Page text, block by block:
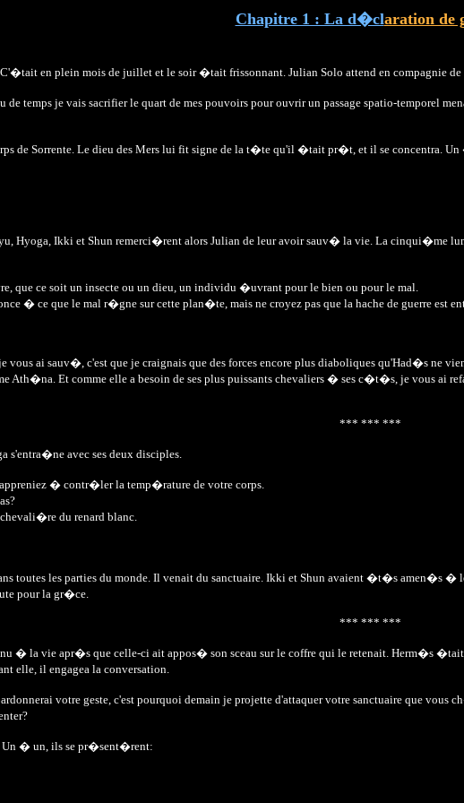
Chapitre 1 : La d�claration de
en plein mois de juillet et le soir �tait frissonnant. Julian Solo attend en compagnie de
de temps je vais sacrifier le quart de mes pouvoirs pour ouvrir un passage spatio-
de Sorrente. Le dieu des Mers lui fit signe de la t�te qu'il �tait pr�t, et il se concentra.
Hyoga, Ikki et Shun remerci�rent alors Julian de leur avoir sauv� la vie. La cinqui�me
que ce soit un insecte ou un dieu, un individu �uvrant pour le bien ou pour le mal.
� ce que le mal r�gne sur cette plan�te, mais ne croyez pas que la hache de guerre est
vous ai sauv�, c'est que je craignais que des forces encore plus diaboliques qu'Had�s ne
Ath�na. Et comme elle a besoin de ses plus puissants chevaliers � ses c�t�s, je vous
*** *** ***
s'entra�ne avec ses deux disciples.
� contr�ler la temp�rature de votre corps.
du renard blanc.
toutes les parties du monde. Il venait du sanctuaire. Ikki et Shun avaient �t�s amen�s �
pour la gr�ce.
*** *** ***
� la vie apr�s que celle-ci ait appos� son sceau sur le coffre qui le retenait. Herm�s
elle, il engagea la conversation.
votre geste, c'est pourquoi demain je projette d'attaquer votre sanctuaire que vous
Un � un, ils se pr�sent�rent: